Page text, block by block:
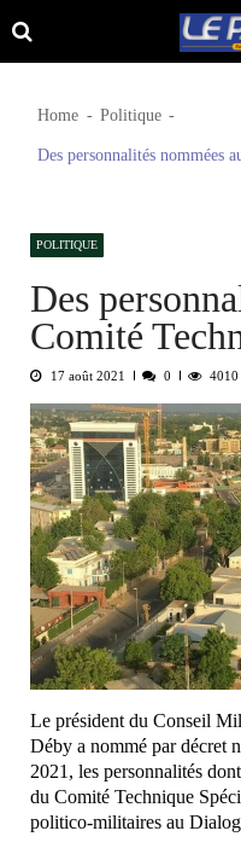
Skip
to
Skip
to
Home Politique
Des personnalités nommées
POLITIQUE
Des
Comité
17 août 2021 0 4010
Le président du Conseil
Déby a nommé par décret
2021, les personnalités
du Comité Technique
politico-militaires au